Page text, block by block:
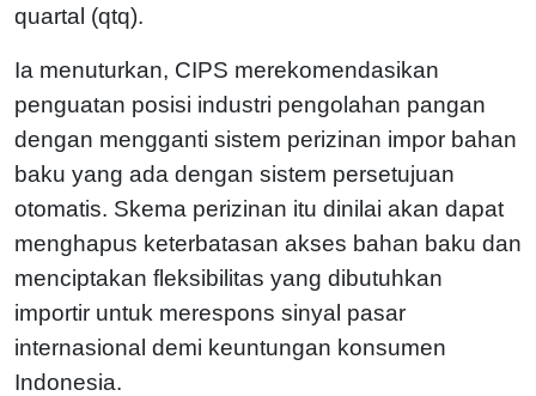
quartal (qtq).
Ia menuturkan, CIPS merekomendasikan
penguatan posisi industri pengolahan pangan
dengan mengganti sistem perizinan impor bahan
baku yang ada dengan sistem persetujuan
otomatis. Skema perizinan itu dinilai akan dapat
menghapus keterbatasan akses bahan baku dan
menciptakan fleksibilitas yang dibutuhkan
importir untuk merespons sinyal pasar
internasional demi keuntungan konsumen
Indonesia.